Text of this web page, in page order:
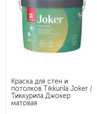
Краска для стен и
потолков Tikkurila Joker /
Тиккурила Джокер
матовая